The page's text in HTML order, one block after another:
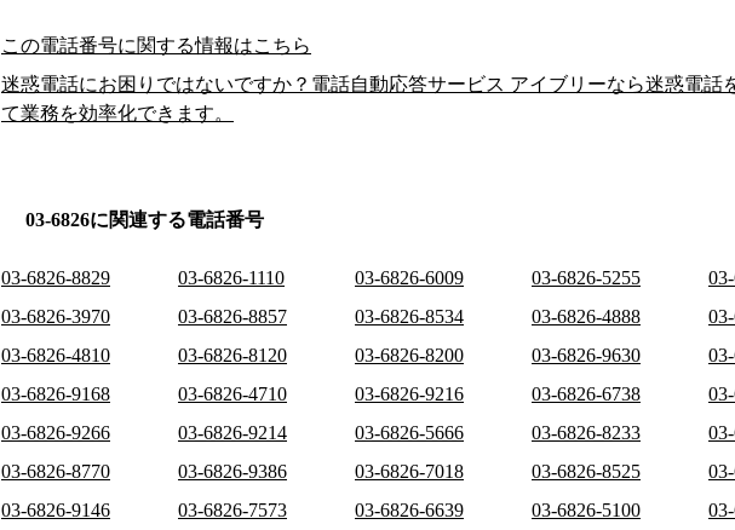
この電話番号に関する情報はこちら
迷惑電話にお困りではないですか？電話自動応答サービス アイブリーなら迷惑電話
て業務を効率化できます。
03-6826に関連する電話番号
03-6826-8829 03-6826-1110 03-6826-6009 03-6826-5255
03-6826-3970
03-6826-8857 03-6826-8534 03-6826-4888
03-6826-4810
03-6826-8120 03-6826-8200 03-6826-9630
03-6826-9168
03-6826-4710 03-6826-9216 03-6826-6738
03-6826-9266
03-6826-9214 03-6826-5666 03-6826-8233
03-6826-8770
03-6826-9386 03-6826-7018 03-6826-8525
03-6826-9146
03-6826-7573 03-6826-6639 03-6826-5100